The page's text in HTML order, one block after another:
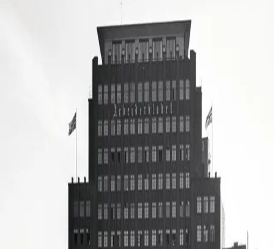
Å holde en god tale er en kunst. Å lytte til gode taler er
en opplevelse. Å utarbeide gode taler er i første rekke et
håndverk. Boken gir smakebiter av viktige taler fra vår
nokså nære fortid og samtid, norske og internasjonale:
bl.a. Hitler og Stalin, Churchill og de Gaulle, Gandhi,
Kennedy, Luther King, Vaclav Havel, Kofi Annan,
Thatcher, Blair og Obama. Fra hjemlige trakter bl.a.
Wergeland, Bjørnson, Nansen, Kong Haakon,
Gerhardsen, Willoch, Syse, Kongens, Kronprinsens og
Stoltenbergs taler i anledning 22. juli.
I alt presenteres 37 talere, og talene belyser og
kommenterer hverandre innbyrdes på spennende vis.
Del 2, Verktøykassen, skisserer et trettitalls håndgrep og
tips for å skrive gode taler, især offisielle taler, men også
*Store norske og internasjonale taler, presentert i sin
historiske sammenheng